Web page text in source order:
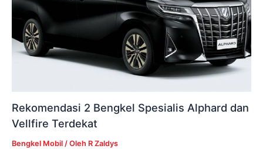
Rekomendasi 2 Bengkel Spesialis Alphard dan
Vellfire Terdekat
Bengkel Mobil / Oleh R Zaldys